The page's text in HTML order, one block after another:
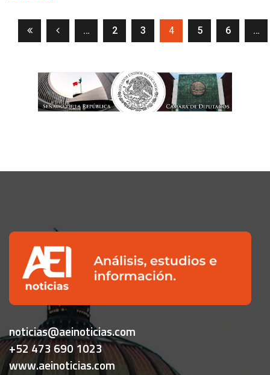
… 2 3 4(current)
5 6 …
noticias@aeinoticias.com
+52 473 690 1023
www.aeinoticias.com